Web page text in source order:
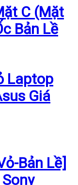
C (Mặt
Bản Lề
Laptop
Giá
Bản Lề]